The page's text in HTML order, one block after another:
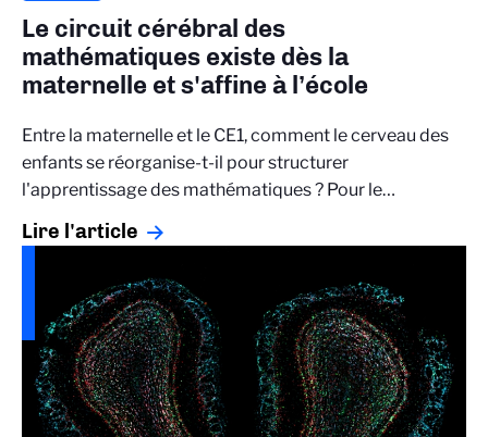
Le circuit cérébral des
mathématiques existe dès la
maternelle et s'affine à l’école
Entre la maternelle et le CE1, comment le cerveau des
enfants se réorganise-t-il pour structurer
l'apprentissage des mathématiques ? Pour le…
Lire l'article